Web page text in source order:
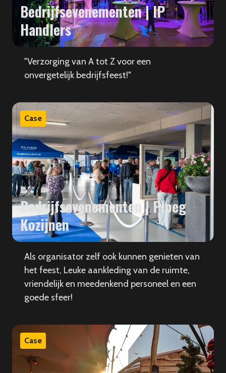
Bedrijfsevenementen | IP
Handlers
"Verzorging van A tot Z voor een
onvergetelijk bedrijfsfeest!"
Case
Bedrijfsevenementen | Ploeg
Kozijnen
Als organisator zelf ook kunnen genieten van
het feest, Leuke aankleding van de ruimte,
vriendelijk en meedenkend personeel en een
goede sfeer!
Case